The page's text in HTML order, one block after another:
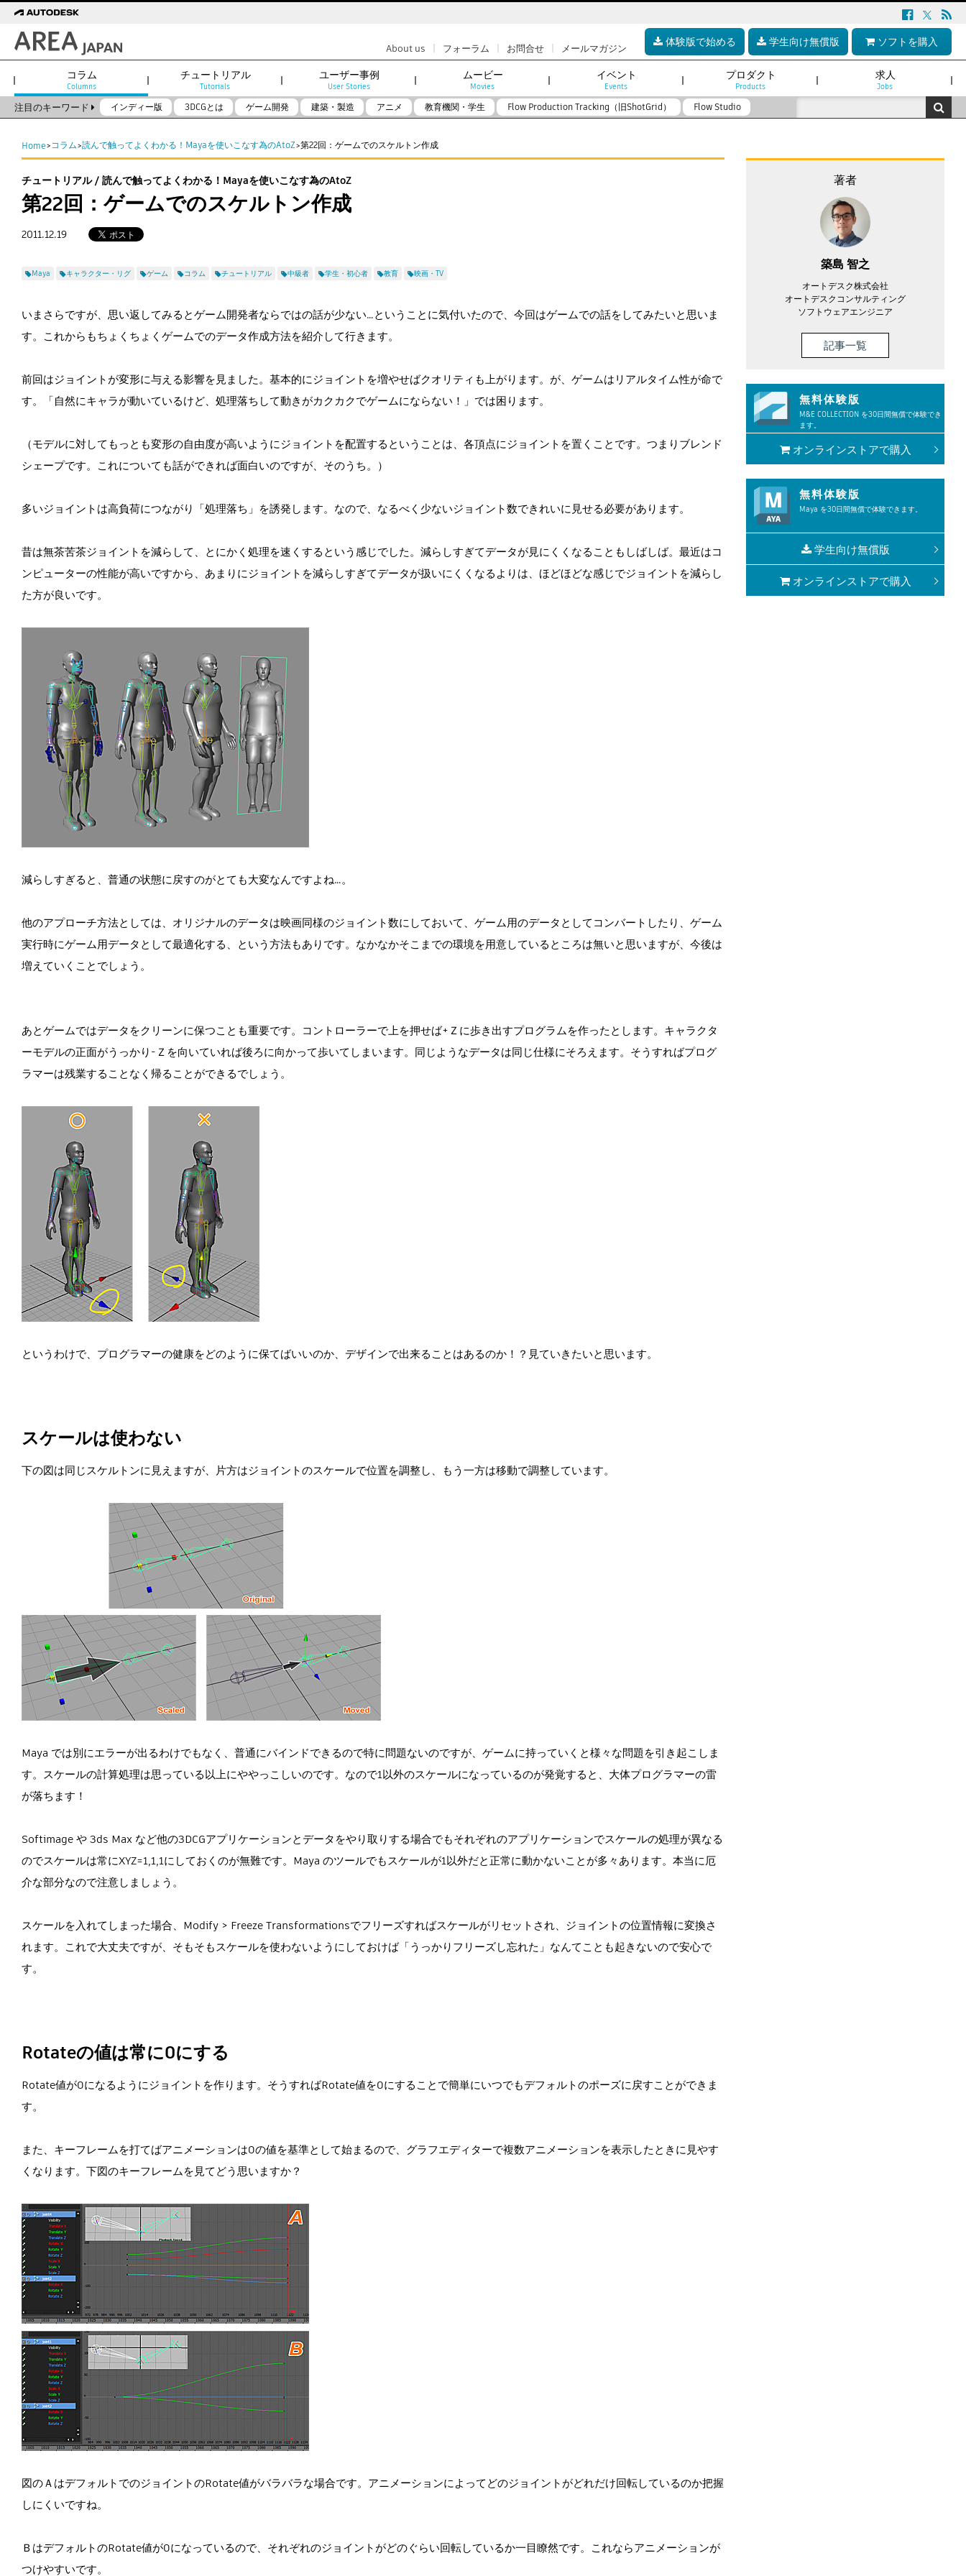
体験版で始める 学生向け無償版 ソフトを購入
About us | フォーラム | お問合せ | メールマガジン
コラム
Columns
チュートリアル
Tutorials
ユーザー事例
User Stories
ムービー
Movies
イベント
Events
プロダクト
Products
求人
Jobs
注目のキーワード インディー版 3DCGとは ゲーム開発 建築・製造 アニメ 教育機関・学生 Flow Production Tracking（旧ShotGrid） Flow Studio
Home>コラム>読んで触ってよくわかる！Mayaを使いこなす為のAtoZ>第22回：ゲームでのスケルトン作成
チュートリアル / 読んで触ってよくわかる！Mayaを使いこなす為のAtoZ
第22回：ゲームでのスケルトン作成
2011.12.19
Maya キャラクター・リグ ゲーム コラム チュートリアル 中級者 学生・初心者 教育 映画・TV
いまさらですが、思い返してみるとゲーム開発者ならではの話が少ない…ということに気付いたので、今回はゲームでの話をしてみたいと思いま
す。これからもちょくちょくゲームでのデータ作成方法を紹介して行きます。
前回はジョイントが変形に与える影響を見ました。基本的にジョイントを増やせばクオリティも上がります。が、ゲームはリアルタイム性が命で
す。「自然にキャラが動いているけど、処理落ちして動きがカクカクでゲームにならない！」では困ります。
（モデルに対してもっとも変形の自由度が高いようにジョイントを配置するということは、各頂点にジョイントを置くことです。つまりブレンド
シェープです。これについても話ができれば面白いのですが、そのうち。）
多いジョイントは高負荷につながり「処理落ち」を誘発します。なので、なるべく少ないジョイント数できれいに見せる必要があります。
昔は無茶苦茶ジョイントを減らして、とにかく処理を速くするという感じでした。減らしすぎてデータが見にくくなることもしばしば。最近はコ
ンピューターの性能が高いですから、あまりにジョイントを減らしすぎてデータが扱いにくくなるよりは、ほどほどな感じでジョイントを減らし
た方が良いです。
減らしすぎると、普通の状態に戻すのがとても大変なんですよね…。
他のアプローチ方法としては、オリジナルのデータは映画同様のジョイント数にしておいて、ゲーム用のデータとしてコンバートしたり、ゲーム
実行時にゲーム用データとして最適化する、という方法もありです。なかなかそこまでの環境を用意しているところは無いと思いますが、今後は
増えていくことでしょう。
あとゲームではデータをクリーンに保つことも重要です。コントローラーで上を押せば+Ｚに歩き出すプログラムを作ったとします。キャラクタ
ーモデルの正面がうっかり-Ｚを向いていれば後ろに向かって歩いてしまいます。同じようなデータは同じ仕様にそろえます。そうすればプログ
ラマーは残業することなく帰ることができるでしょう。
というわけで、プログラマーの健康をどのように保てばいいのか、デザインで出来ることはあるのか！？見ていきたいと思います。
スケールは使わない
下の図は同じスケルトンに見えますが、片方はジョイントのスケールで位置を調整し、もう一方は移動で調整しています。
Maya では別にエラーが出るわけでもなく、普通にバインドできるので特に問題ないのですが、ゲームに持っていくと様々な問題を引き起こしま
す。スケールの計算処理は思っている以上にややっこしいのです。なので1以外のスケールになっているのが発覚すると、大体プログラマーの雷
が落ちます！
Softimage や 3ds Max など他の3DCGアプリケーションとデータをやり取りする場合でもそれぞれのアプリケーションでスケールの処理が異なる
のでスケールは常にXYZ=1,1,1にしておくのが無難です。Maya のツールでもスケールが1以外だと正常に動かないことが多々あります。本当に厄
介な部分なので注意しましょう。
スケールを入れてしまった場合、Modify > Freeze Transformationsでフリーズすればスケールがリセットされ、ジョイントの位置情報に変換さ
れます。これで大丈夫ですが、そもそもスケールを使わないようにしておけば「うっかりフリーズし忘れた」なんてことも起きないので安心で
す。
Rotateの値は常に0にする
Rotate値が0になるようにジョイントを作ります。そうすればRotate値を0にすることで簡単にいつでもデフォルトのポーズに戻すことができま
す。
また、キーフレームを打てばアニメーションは0の値を基準として始まるので、グラフエディターで複数アニメーションを表示したときに見やす
くなります。下図のキーフレームを見てどう思いますか？
図のＡはデフォルトでのジョイントのRotate値がバラバラな場合です。アニメーションによってどのジョイントがどれだけ回転しているのか把握
しにくいですね。
ＢはデフォルトのRotate値が0になっているので、それぞれのジョイントがどのぐらい回転しているか一目瞭然です。これならアニメーションが
つけやすいです。
著者
築島 智之
オートデスク株式会社
オートデスクコンサルティング
ソフトウェアエンジニア
記事一覧
無料体験版
M&E COLLECTION を30日間無償で体験でき
ます。
オンラインストアで購入
無料体験版
Maya を30日間無償で体験できます。
学生向け無償版
オンラインストアで購入